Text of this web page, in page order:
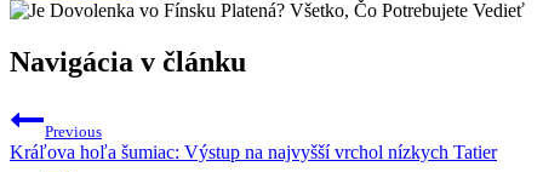
Navigácia v článku
Previous
Kráľova hoľa šumiac: Výstup na najvyšší vrchol nízkych Tatier